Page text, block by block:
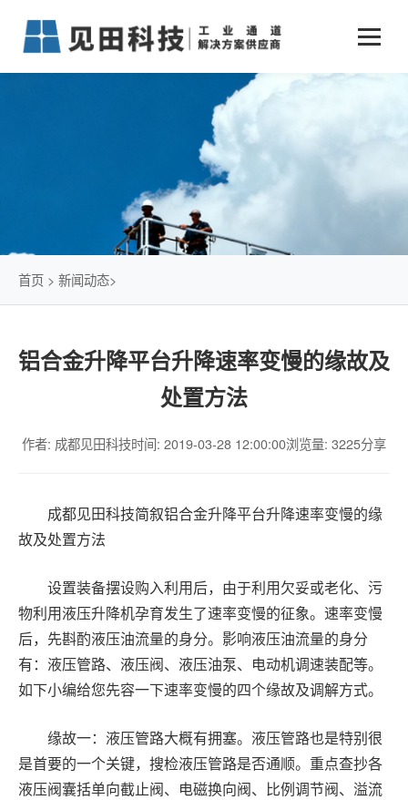
业务中心
仓储物流通道解决方案
智能立体库解决方案
简易升降机解决方案
新闻动态 +
传统仓储物流
石油化工行业
发展历程
首页 > 新闻动态>
铝合金升降平台升降速率变慢的缘故及
处置方法
作者: 成都见田科技时间: 2019-03-28 12:00:00浏览量: 3225分享
成都见田科技简叙铝合金升降平台升降速率变慢的缘
故及处置方法
设置装备摆设购入利用后，由于利用欠妥或老化、污
物利用液压升降机孕育发生了速率变慢的征象。速率变慢
后，先斟酌液压油流量的身分。影响液压油流量的身分
有：液压管路、液压阀、液压油泵、电动机调速装配等。
如下小编给您先容一下速率变慢的四个缘故及调解方式。
缘故一：液压管路大概有拥塞。液压管路也是特别很
是首要的一个关键，搜检液压管路是否通顺。重点查抄各
液压阀囊括单向截止阀、电磁换向阀、比例调节阀、溢流